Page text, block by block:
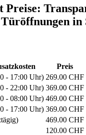
Preise:
in
Preis
- 17:00 Uhr) 269.00 CHF
- 22:00 Uhr) 369.00 CHF
- 08:00 Uhr) 469.00 CHF
- 17:00 Uhr) 369.00 CHF
469.00 CHF
120.00 CHF